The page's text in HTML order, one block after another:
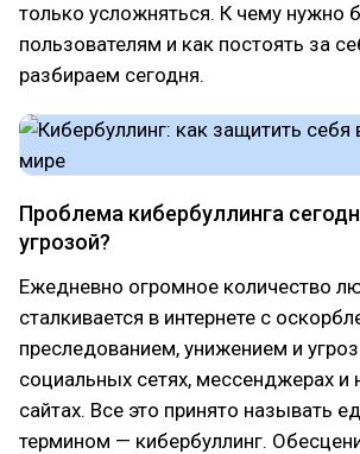
только усложняться. К чему нужно
пользователям и как постоять за
разбираем сегодня.
Проблема кибербуллинга
угрозой?
Ежедневно огромное количество
сталкивается в интернете с
преследованием, унижением и
социальных сетях, мессенджерах и
сайтах. Все это принято называть
термином — кибербуллинг.